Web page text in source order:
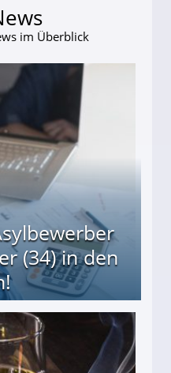
im Überblick
(34) in den